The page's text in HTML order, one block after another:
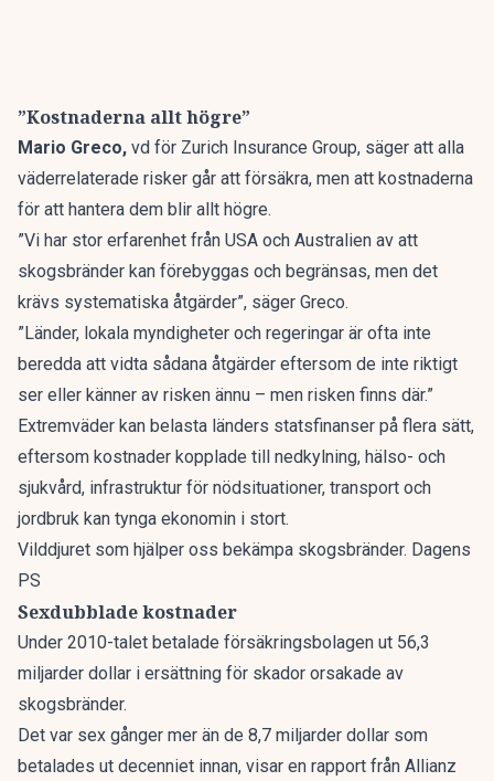
”Kostnaderna allt högre”
Mario Greco, vd för Zurich Insurance Group, säger att alla
väderrelaterade risker går att försäkra, men att kostnaderna
för att hantera dem blir allt högre.
”Vi har stor erfarenhet från USA och Australien av att
skogsbränder kan förebyggas och begränsas, men det
krävs systematiska åtgärder”, säger Greco.
”Länder, lokala myndigheter och regeringar är ofta inte
beredda att vidta sådana åtgärder eftersom de inte riktigt
ser eller känner av risken ännu – men risken finns där.”
Extremväder kan belasta länders statsfinanser på flera sätt,
eftersom kostnader kopplade till nedkylning, hälso- och
sjukvård, infrastruktur för nödsituationer, transport och
jordbruk kan tynga ekonomin i stort.
Vilddjuret som hjälper oss bekämpa skogsbränder. Dagens
PS
Sexdubblade kostnader
Under 2010-talet betalade försäkringsbolagen ut 56,3
miljarder dollar i ersättning för skador orsakade av
skogsbränder.
Det var sex gånger mer än de 8,7 miljarder dollar som
betalades ut decenniet innan, visar en rapport från Allianz